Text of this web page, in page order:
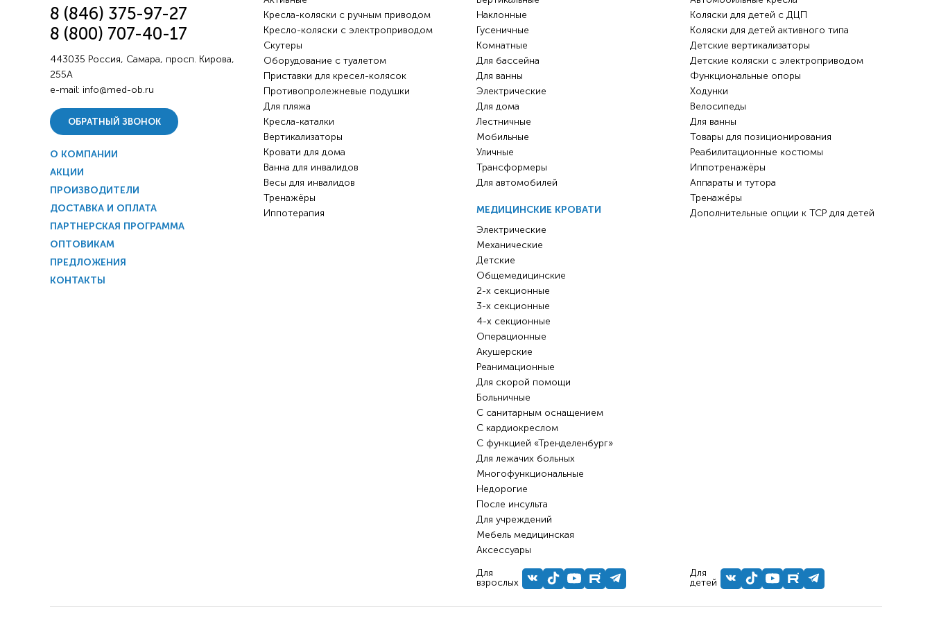
8 (846) 375-97-27
8 (800) 707-40-17
443035 Россия, Самара, просп. Кирова,
255А
e-mail: info@med-ob.ru
ОБРАТНЫЙ ЗВОНОК
О КОМПАНИИ
АКЦИИ
ПРОИЗВОДИТЕЛИ
ДОСТАВКА И ОПЛАТА
ПАРТНЕРСКАЯ ПРОГРАММА
ОПТОВИКАМ
ПРЕДЛОЖЕНИЯ
КОНТАКТЫ
Кресла-коляски с ручным приводом
Кресло-коляски с электроприводом
Скутеры
Оборудование с туалетом
Приставки для кресел-колясок
Противопролежневые подушки
Для пляжа
Кресла-каталки
Вертикализаторы
Кровати для дома
Ванна для инвалидов
Весы для инвалидов
Тренажёры
Иппотерапия
Наклонные
Гусеничные
Комнатные
Для бассейна
Для ванны
Электрические
Для дома
Лестничные
Мобильные
Уличные
Трансформеры
Для автомобилей
МЕДИЦИНСКИЕ КРОВАТИ
Электрические
Механические
Детские
Общемедицинские
2-х секционные
3-х секционные
4-х секционные
Операционные
Акушерские
Реанимационные
Для скорой помощи
Больничные
С санитарным оснащением
С кардиокреслом
С функцией «Тренделенбург»
Для лежачих больных
Многофункциональные
Недорогие
После инсульта
Для учреждений
Мебель медицинская
Аксессуары
Для
взрослых
Коляски для детей с ДЦП
Коляски для детей активного типа
Детские вертикализаторы
Детские коляски с электроприводом
Функциональные опоры
Ходунки
Велосипеды
Для ванны
Товары для позиционирования
Реабилитационные костюмы
Иппотренажёры
Аппараты и тутора
Тренажёры
Дополнительные опции к ТСР для детей
Для
детей